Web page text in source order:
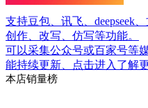
支持豆包、讯飞、deepseek
创作、改写、仿写等功能。
可以采集公众号或百家号等
能持续更新、点击进入了解更
本店销量榜